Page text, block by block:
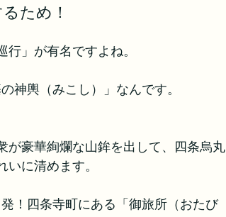
ため！
」が有名ですよね。
神輿（みこし）」なんです。
が豪華絢爛な山鉾を出して、四条烏丸
に清めます。
！四条寺町にある「御旅所（おたび